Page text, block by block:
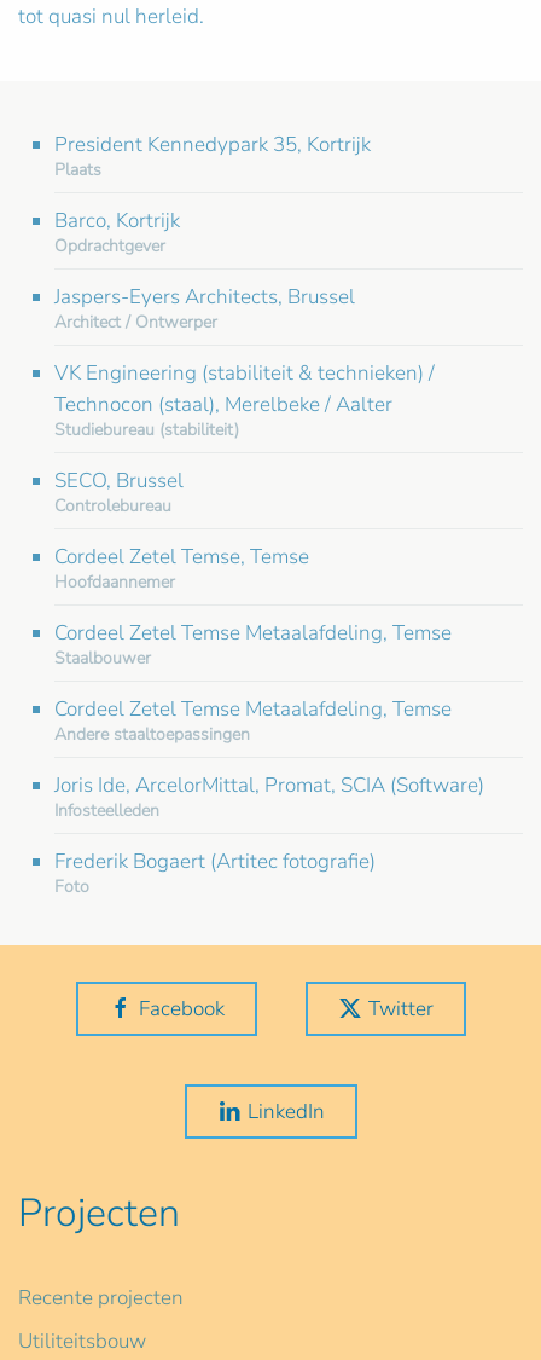
tot quasi nul herleid.
President Kennedypark 35, Kortrijk
Plaats
Barco, Kortrijk
Opdrachtgever
Jaspers-Eyers Architects, Brussel
Architect / Ontwerper
VK Engineering (stabiliteit & technieken) /
Technocon (staal), Merelbeke / Aalter
Studiebureau (stabiliteit)
SECO, Brussel
Controlebureau
Cordeel Zetel Temse, Temse
Hoofdaannemer
Cordeel Zetel Temse Metaalafdeling, Temse
Staalbouwer
Cordeel Zetel Temse Metaalafdeling, Temse
Andere staaltoepassingen
Joris Ide, ArcelorMittal, Promat, SCIA (Software)
Infosteelleden
Frederik Bogaert (Artitec fotografie)
Foto
Facebook Twitter
LinkedIn
Projecten
Recente projecten
Utiliteitsbouw